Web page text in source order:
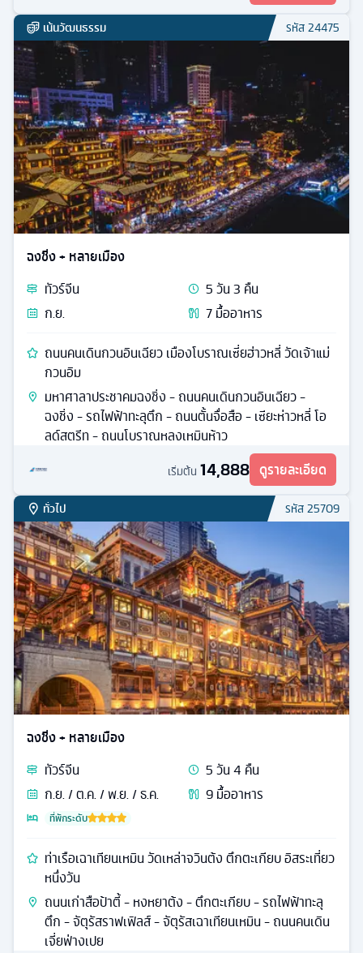
เน้นวัฒนธรรม รหัส24475
ฉงชิ่ง + หลายเมือง
ทัวร์จีน 5วัน3 คืน
ก.ย.
7มื้ออาหาร
ถนนคนเดินกวนอินเฉียว เมืองโบราณเซี่ยฮ่าวหลี่ วัดเจ้าแม่
กวนอิม
มหาศาลาประชาคมฉงชิ่ง - ถนนคนเดินกวนอินเฉียว -
ฉงชิ่ง - รถไฟฟ้าทะลุตึก - ถนนตั้นจื่อสือ - เซียะห่าวหลี่ โอ
ลด์สตรีท - ถนนโบราณหลงเหมินห้าว
เริ่มต้น 14,888 ดูรายละเอียด
ทั่วไป รหัส25709
ฉงชิ่ง + หลายเมือง
ทัวร์จีน 5วัน4 คืน
ก.ย. / ต.ค. / พ.ย. / ธ.ค.
9มื้ออาหาร
ที่พักระดับ
ท่าเรือเฉาเทียนเหมิน วัดเหล่าจวินต้ง ตึกตะเกียบ อิสระเที่ยว
หนึ่งวัน
ถนนเก่าสือป้าตี้ - หงหยาต้ง - ตึกตะเกียบ - รถไฟฟ้าทะลุ
ตึก - จัตุรัสราฟเฟิลส์ - จัตุรัสเฉาเทียนเหมิน - ถนนคนเดิน
เจี่ยฟ่างเปย